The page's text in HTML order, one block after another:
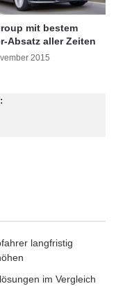
System vor
den Fahrer und
Bus“.
mit bestem
Absatz aller Zeiten
2015
langfristig
im Vergleich